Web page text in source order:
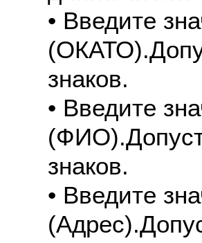
• Введите
знаков.
• Введите
знаков.
• Введите